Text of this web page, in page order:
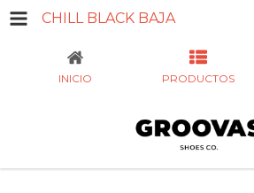
CHILL BLACK BAJA
INICIO PRODUCTOS